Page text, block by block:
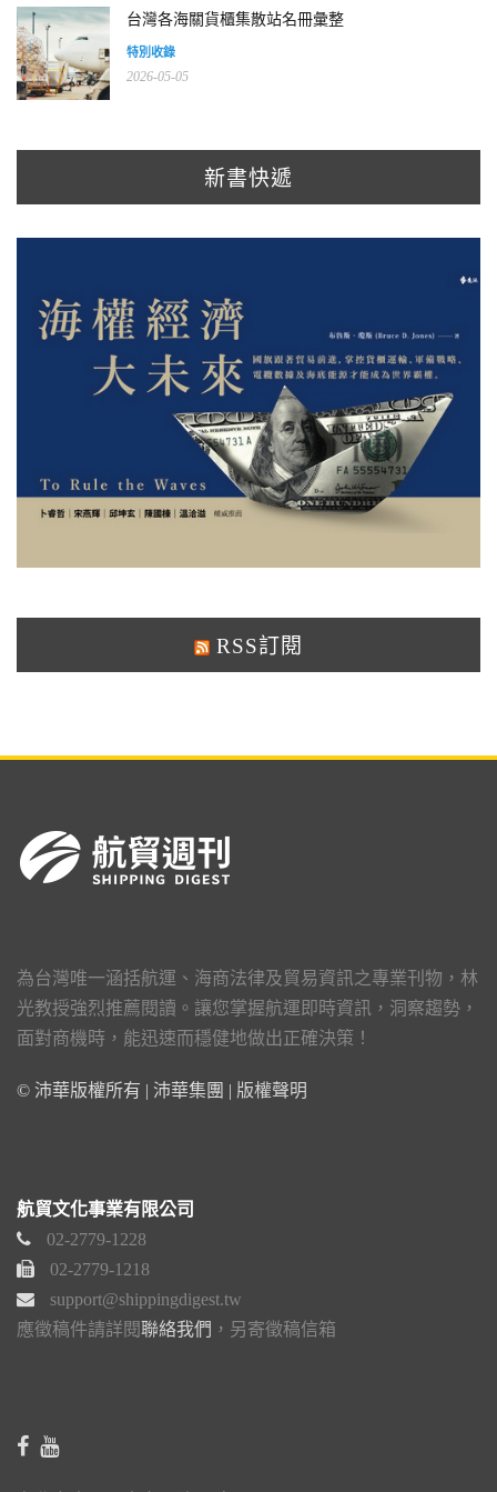
台灣各海關貨櫃集散站名冊彙整
特別收錄
2026-05-05
新書快遞
RSS訂閱
為台灣唯一涵括航運、海商法律及貿易資訊之專業刊物，林
光教授強烈推薦閱讀。讓您掌握航運即時資訊，洞察趨勢，
面對商機時，能迅速而穩健地做出正確決策！
© 沛華版權所有 | 沛華集團 | 版權聲明
航貿文化事業有限公司
02-2779-1228
02-2779-1218
support@shippingdigest.tw
應徵稿件請詳閱聯絡我們 ，另寄徵稿信箱